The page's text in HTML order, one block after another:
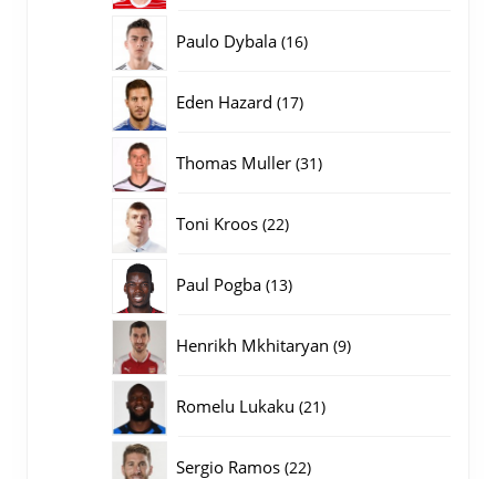
Paulo Dybala 1616
Eden Hazard 1717
Thomas Muller 3131
Toni Kroos 2222
Paul Pogba 1313
Henrikh Mkhitaryan 99
Romelu Lukaku 2121
Sergio Ramos 2222